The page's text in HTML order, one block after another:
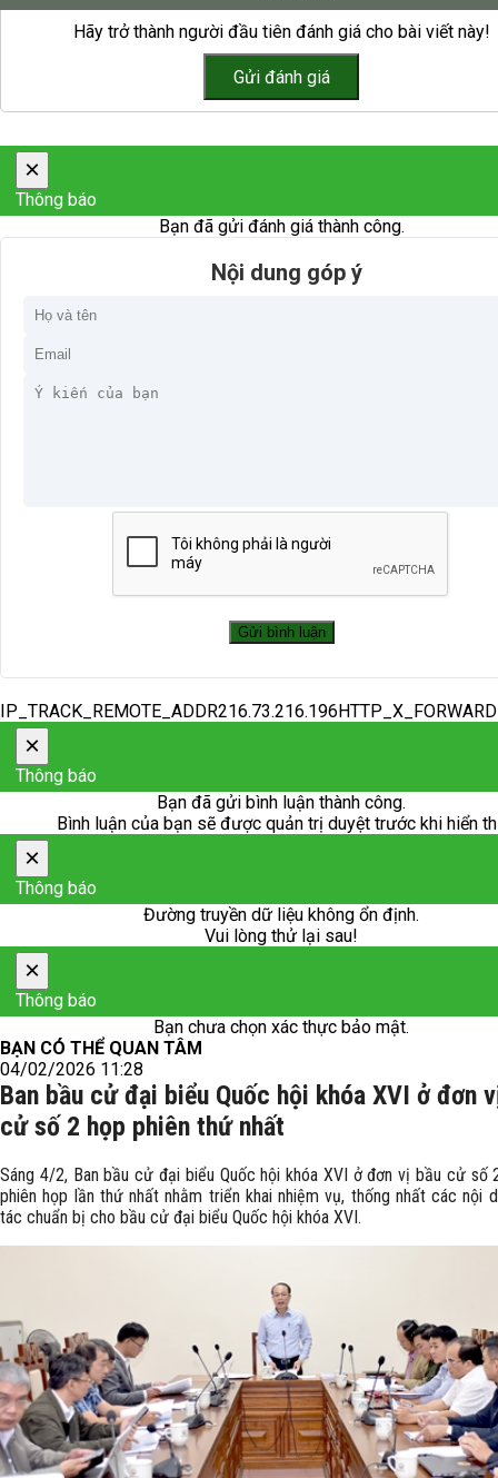
Hãy trở thành người đầu tiên đánh giá cho bài viết này!
×
Thông báo
Bạn đã gửi đánh giá thành công.
Nội dung góp ý
×
Thông báo
Bạn đã gửi bình luận thành công.
Bình luận của bạn sẽ được quản trị duyệt trước khi hiển
×
Thông báo
Đường truyền dữ liệu không ổn định.
Vui lòng thử lại sau!
×
Thông báo
Bạn chưa chọn xác thực bảo mật.
BẠN CÓ THỂ QUAN TÂM
04/02/2026 11:28
Ban bầu cử đại biểu Quốc hội khóa XVI ở đơn
cử số 2 họp phiên thứ nhất
Sáng 4/2, Ban bầu cử đại biểu Quốc hội khóa XVI ở đơn vị bầu cử số
phiên họp lần thứ nhất nhằm triển khai nhiệm vụ, thống nhất các nội
tác chuẩn bị cho bầu cử đại biểu Quốc hội khóa XVI.